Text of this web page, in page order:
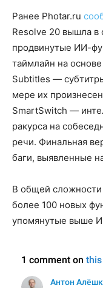
Ранее Photar.ru
Resolve 20 вышла в
продвинутые ИИ-
таймлайн на
Subtitles —
мере их
SmartSwitch —
ракурса на
речи. Финальная
баги, выявленные
В общей сложности
более 100 новых
упомянутые выше